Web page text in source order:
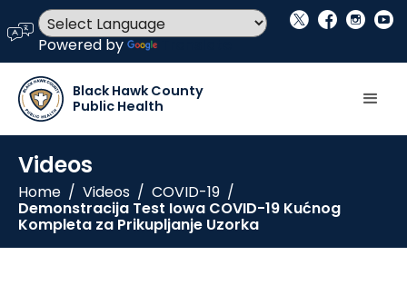
language
Powered by
social_x facebook instagram youtube
Black Hawk County
Public Health
Videos
Home / Videos / COVID-19 /
Demonstracija Test Iowa COVID-19 Kućnog
Kompleta za Prikupljanje Uzorka